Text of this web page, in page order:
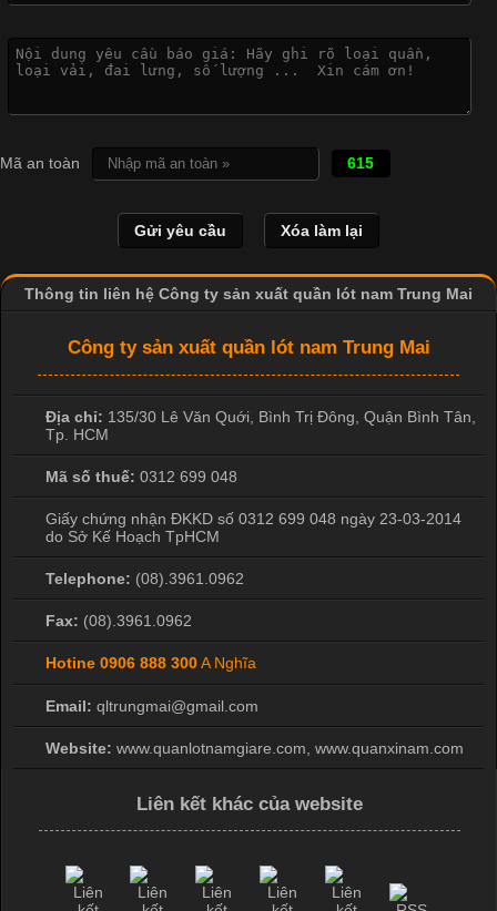
Vì Sao Cơ Sở Sản Xuất Quần Lót Nam Ưa Chuộng Vải
Cotton?
Vải cotton là một trong những chất liệu được sử dụng rộng rãi
và thấm hút mồ hôi tốt. Đây cũng là loại vải được nhiều công ty
sản xuất quần lót nam lựa chọn để tạo ra các sản phẩm chất
Mã an toàn 615
Thông tin liên hệ Công ty sản xuất quần lót nam Trung Mai
Công ty sản xuất quần lót nam Trung Mai
Địa chỉ: 135/30 Lê Văn Quới, Bình Trị Đông Quận Bình Tân
Tp. HCM
Mã số thuế: 0312 699 048
Giấy chứng nhận ĐKKD số 0312 699 048 ngày 23-03-2014
do Sở Kế Hoạch TpHCM
Telephone: (08).3961.0962
Fax: (08).3961.0962
Hotine 0906 888 300A Nghĩa
Email: qltrungmai@gmail.com
Website: www.quanlotnamgiare.com, www.quanxinam.com
Liên kết khác của website